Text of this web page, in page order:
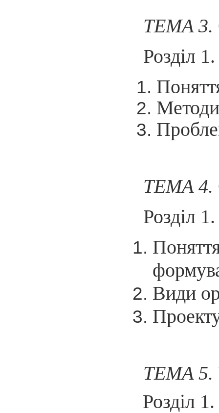
ТЕМА 3.
Розділ
Методи
ТЕМА 4.
Розділ
Види
ТЕМА 5.
Розділ